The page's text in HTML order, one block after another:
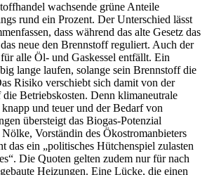
wachsende grüne Anteile
rund ein Prozent. Der Unterschied lässt
dass während das alte Gesetz das
neue den Brennstoff reguliert. Auch der
alle Öl- und Gaskessel entfällt. Ein
lange laufen, solange sein Brennstoff die
Risiko verschiebt sich damit von der
Betriebskosten. Denn klimaneutrale
und teuer und der Bedarf von
übersteigt das Biogas-Potenzial
Vorständin des Ökostromanbieters
das ein „politisches Hütchenspiel zulasten
Die Quoten gelten zudem nur für nach
Heizungen. Eine Lücke, die einen